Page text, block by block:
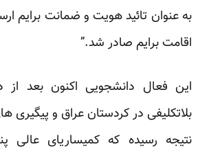
به عنوان تائید هویت و ضمانت برایم
اقامت برایم صادر شد.”
این فعال دانشجویی اکنون بعد از
بلاتکلیفی در کردستان عراق و
نتیجه رسیده که کمیساریای عالی